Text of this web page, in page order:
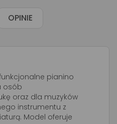
OPINIE
pianino
osób
oraz dla muzyków
instrumentu z
Model oferuje